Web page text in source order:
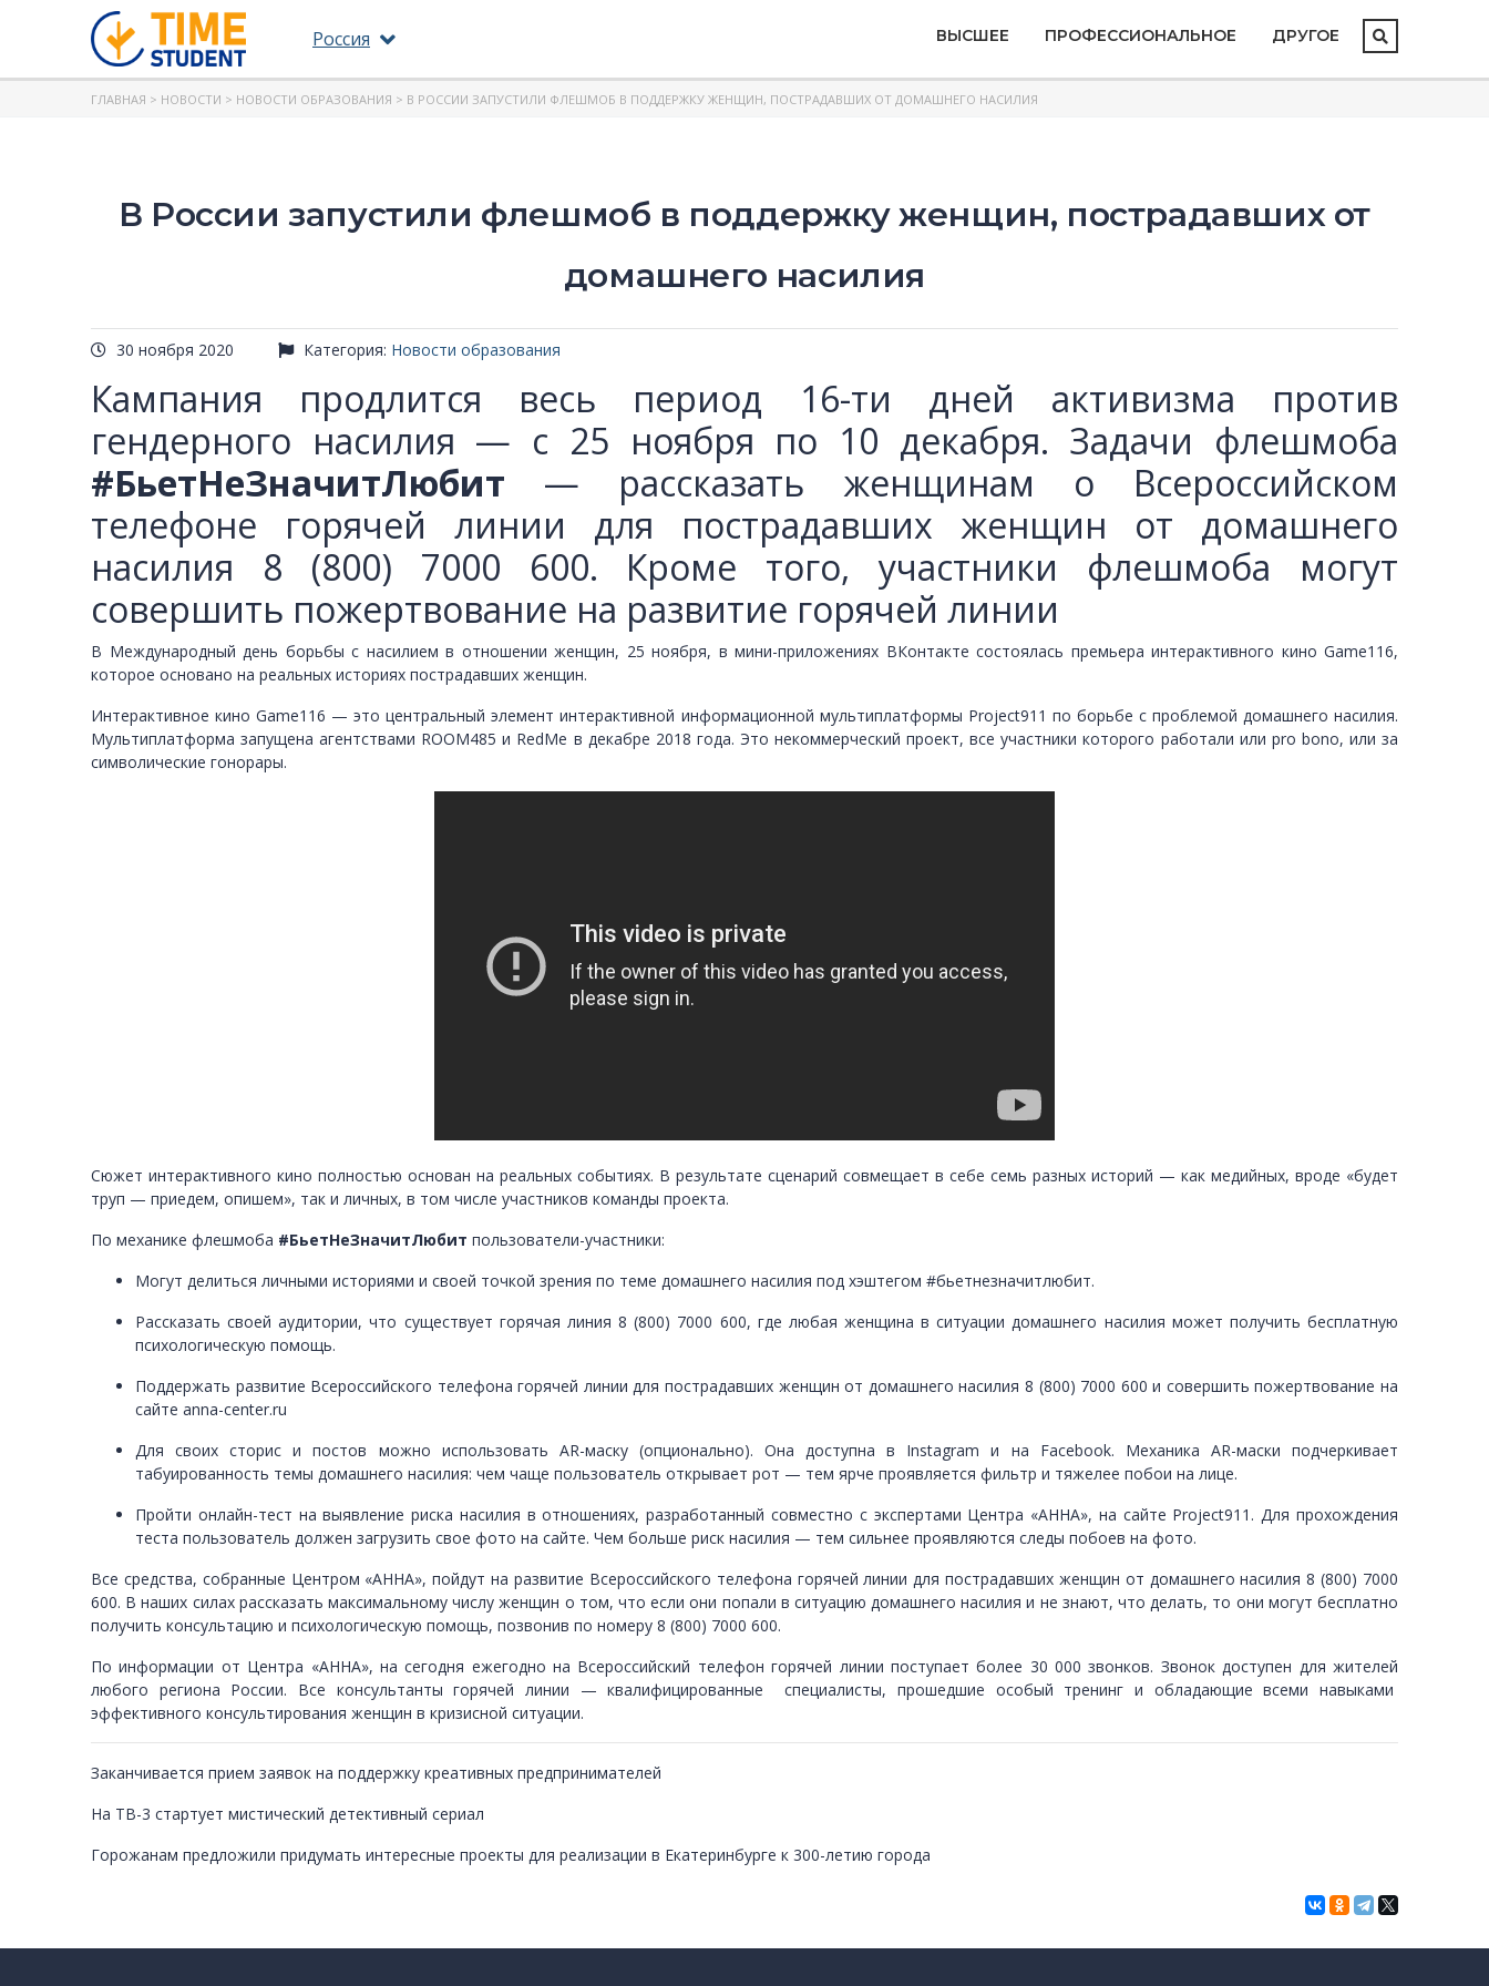
Россия ВЫСШЕЕ ПРОФЕССИОНАЛЬНОЕ ДРУГОЕ
ГЛАВНАЯ > НОВОСТИ > НОВОСТИ ОБРАЗОВАНИЯ > В РОССИИ ЗАПУСТИЛИ ФЛЕШМОБ В ПОДДЕРЖКУ ЖЕНЩИН, ПОСТРАДАВШИХ ОТ ДОМАШНЕГО НАСИЛИЯ
В России запустили флешмоб в поддержку женщин, пострадавших от
домашнего насилия
30 ноября 2020 Категория: Новости образования
Кампания продлится весь период 16-ти дней активизма против
гендерного насилия — с 25 ноября по 10 декабря. Задачи флешмоба
#БьетНеЗначитЛюбит — рассказать женщинам о Всероссийском
телефоне горячей линии для пострадавших женщин от домашнего
насилия 8 (800) 7000 600. Кроме того, участники флешмоба могут
совершить пожертвование на развитие горячей линии
В Международный день борьбы с насилием в отношении женщин, 25 ноября, в мини-приложениях ВКонтакте состоялась премьера интерактивного кино Game116,
которое основано на реальных историях пострадавших женщин.
Интерактивное кино Game116 — это центральный элемент интерактивной информационной мультиплатформы Project911 по борьбе с проблемой домашнего насилия.
Мультиплатформа запущена агентствами ROOM485 и RedMe в декабре 2018 года. Это некоммерческий проект, все участники которого работали или pro bono, или за
символические гонорары.
Сюжет интерактивного кино полностью основан на реальных событиях. В результате сценарий совмещает в себе семь разных историй — как медийных, вроде «будет
труп — приедем, опишем», так и личных, в том числе участников команды проекта.
По механике флешмоба #БьетНеЗначитЛюбит пользователи-участники:
Могут делиться личными историями и своей точкой зрения по теме домашнего насилия под хэштегом #бьетнезначитлюбит.
Рассказать своей аудитории, что существует горячая линия 8 (800) 7000 600, где любая женщина в ситуации домашнего насилия может получить бесплатную
психологическую помощь.
Поддержать развитие Всероссийского телефона горячей линии для пострадавших женщин от домашнего насилия 8 (800) 7000 600 и совершить пожертвование на
сайте anna-center.ru
Для своих сторис и постов можно использовать AR-маску (опционально). Она доступна в Instagram и на Facebook. Механика AR-маски подчеркивает
табуированность темы домашнего насилия: чем чаще пользователь открывает рот — тем ярче проявляется фильтр и тяжелее побои на лице.
Пройти онлайн-тест на выявление риска насилия в отношениях, разработанный совместно с экспертами Центра «АННА», на сайте Project911. Для прохождения
теста пользователь должен загрузить свое фото на сайте. Чем больше риск насилия — тем сильнее проявляются следы побоев на фото.
Все средства, собранные Центром «АННА», пойдут на развитие Всероссийского телефона горячей линии для пострадавших женщин от домашнего насилия 8 (800) 7000
600. В наших силах рассказать максимальному числу женщин о том, что если они попали в ситуацию домашнего насилия и не знают, что делать, то они могут бесплатно
получить консультацию и психологическую помощь, позвонив по номеру 8 (800) 7000 600.
По информации от Центра «АННА», на сегодня ежегодно на Всероссийский телефон горячей линии поступает более 30 000 звонков. Звонок доступен для жителей
любого региона России. Все консультанты горячей линии — квалифицированные специалисты, прошедшие особый тренинг и обладающие всеми навыками
эффективного консультирования женщин в кризисной ситуации.
Заканчивается прием заявок на поддержку креативных предпринимателей
На ТВ-3 стартует мистический детективный сериал
Горожанам предложили придумать интересные проекты для реализации в Екатеринбурге к 300-летию города